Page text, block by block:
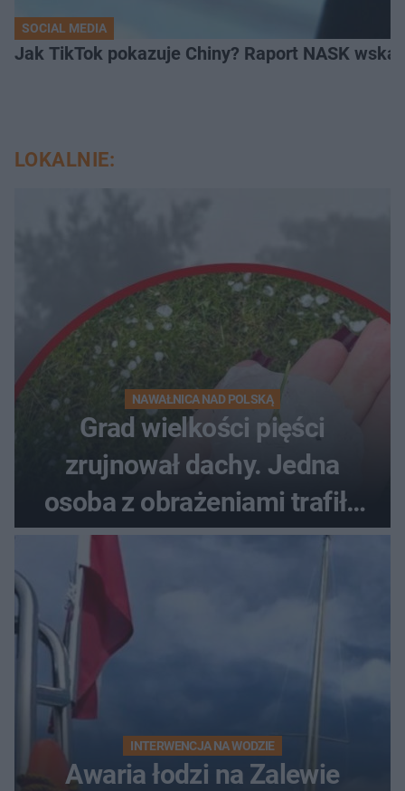
SOCIAL MEDIA
Jak TikTok pokazuje Chiny? Raport NASK
LOKALNIE:
NAWAŁNICA NAD POLSKĄ
Grad wielkości pięści
zrujnował dachy. Jedna
osoba z obrażeniami trafiła
do szpitala
INTERWENCJA NA WODZIE
Awaria łodzi na Zalewie